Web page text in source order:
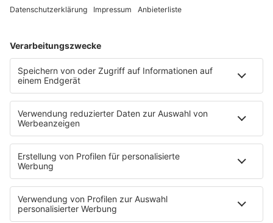
Mädelsabend
Ich hasse Sport
Sonntag Morgen
Strandbar
Putzfimmel
Deutschpop
Deutsche Liebeslieder
PODCASTS
Mit den Waffeln einer Frau
Frühstück bei Barbara
Brave & One
NotAufnahme